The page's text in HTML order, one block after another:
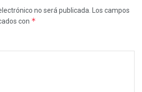
no será publicada.
Los campos
con *